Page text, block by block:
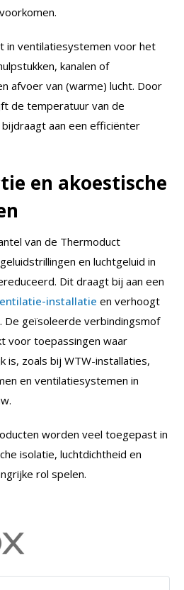
in ventilatiesystemen voor het
kanalen of
afvoer van (warme) lucht. Door
de temperatuur van de
aan een efficiënter
en akoestische
van de Thermoduct
en luchtgeluid in
Dit draagt bij aan een
installatie en verhoogt
De geïsoleerde verbindingsmof
voor toepassingen waar
is, zoals bij WTW-installaties,
en ventilatiesystemen in
worden veel toegepast in
isolatie, luchtdichtheid en
rol spelen.